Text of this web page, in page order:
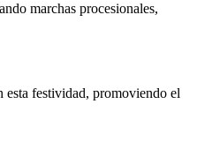
marchas procesionales,
esta festividad, promoviendo el